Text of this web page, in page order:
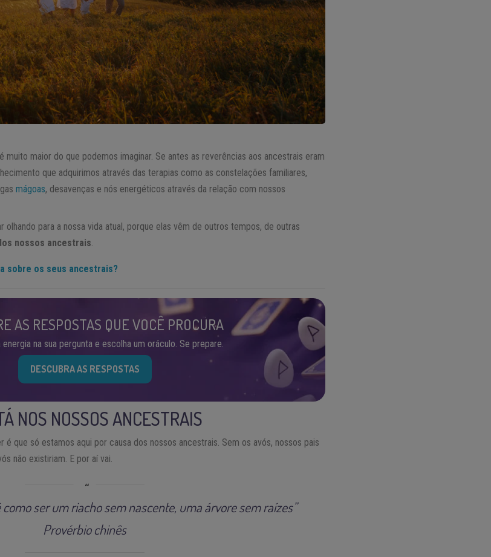
muito maior do que podemos imaginar. Se antes as reverências aos ancestrais eram
que adquirimos através das terapias como as constelações familiares,
mágoas, desavenças e nós energéticos através da relação com nossos
olhando para a nossa vida atual, porque elas vêm de outros tempos, de outras
nossos ancestrais
sobre os seus ancestrais?
AS RESPOSTAS QUE VOCÊ PROCURA
na sua pergunta e escolha um oráculo. Se prepare.
DESCUBRA AS RESPOSTAS
NOS NOSSOS ANCESTRAIS
que só estamos aqui por causa dos nossos ancestrais. Sem os avós, nossos pais
não existiriam. E por aí vai.
como ser um riacho sem nascente, uma árvore sem raízes”
Provérbio chinês